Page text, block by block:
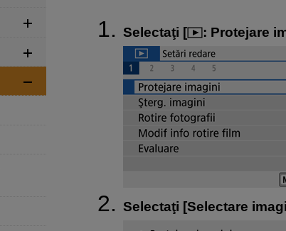
Selectaţi [ : Protejare
Selectaţi [Selectare